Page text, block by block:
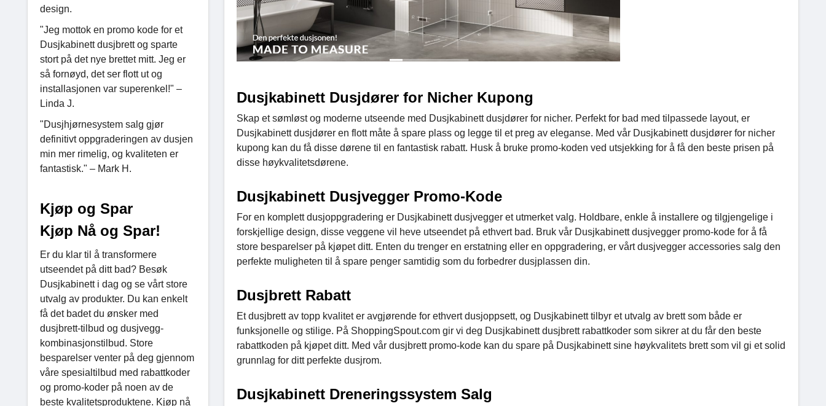
design.
"Jeg mottok en promo kode for et
Dusjkabinett dusjbrett og sparte
stort på det nye brettet mitt. Jeg er
så fornøyd, det ser flott ut og
installasjonen var superenkel!" –
Linda J.
"Dusjhjørnesystem salg gjør
definitivt oppgraderingen av dusjen
min mer rimelig, og kvaliteten er
fantastisk." – Mark H.
Kjøp og Spar
Kjøp Nå og Spar!
Er du klar til å transformere
utseendet på ditt bad? Besøk
Dusjkabinett i dag og se vårt store
utvalg av produkter. Du kan enkelt
få det badet du ønsker med
dusjbrett-tilbud og dusjvegg-
kombinasjonstilbud. Store
besparelser venter på deg gjennom
våre spesialtilbud med rabattkoder
og promo-koder på noen av de
beste kvalitetsproduktene. Kjøp nå
Dusjkabinett Dusjdører for Nicher Kupong
Skap et sømløst og moderne utseende med Dusjkabinett dusjdører for nicher. Perfekt for bad med tilpassede layout, er
Dusjkabinett dusjdører en flott måte å spare plass og legge til et preg av eleganse. Med vår Dusjkabinett dusjdører for nicher
kupong kan du få disse dørene til en fantastisk rabatt. Husk å bruke promo-koden ved utsjekking for å få den beste prisen på
disse høykvalitetsdørene.
Dusjkabinett Dusjvegger Promo-Kode
For en komplett dusjoppgradering er Dusjkabinett dusjvegger et utmerket valg. Holdbare, enkle å installere og tilgjengelige i
forskjellige design, disse veggene vil heve utseendet på ethvert bad. Bruk vår Dusjkabinett dusjvegger promo-kode for å få
store besparelser på kjøpet ditt. Enten du trenger en erstatning eller en oppgradering, er vårt dusjvegger accessories salg den
perfekte muligheten til å spare penger samtidig som du forbedrer dusjplassen din.
Dusjbrett Rabatt
Et dusjbrett av topp kvalitet er avgjørende for ethvert dusjoppsett, og Dusjkabinett tilbyr et utvalg av brett som både er
funksjonelle og stilige. På ShoppingSpout.com gir vi deg Dusjkabinett dusjbrett rabattkoder som sikrer at du får den beste
rabattkoden på kjøpet ditt. Med vår dusjbrett promo-kode kan du spare på Dusjkabinett sine høykvalitets brett som vil gi et solid
grunnlag for ditt perfekte dusjrom.
Dusjkabinett Dreneringssystem Salg